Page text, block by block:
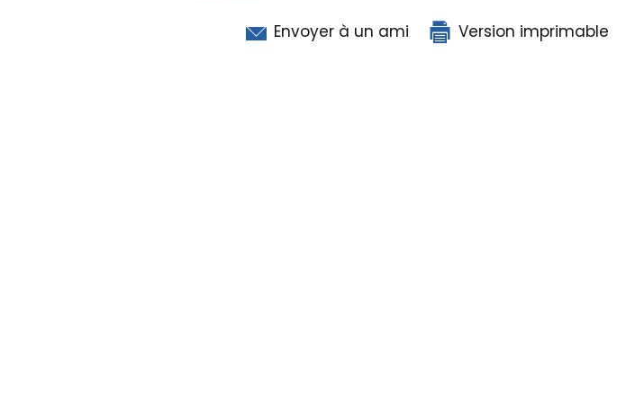
Envoyer à un ami Version imprimable